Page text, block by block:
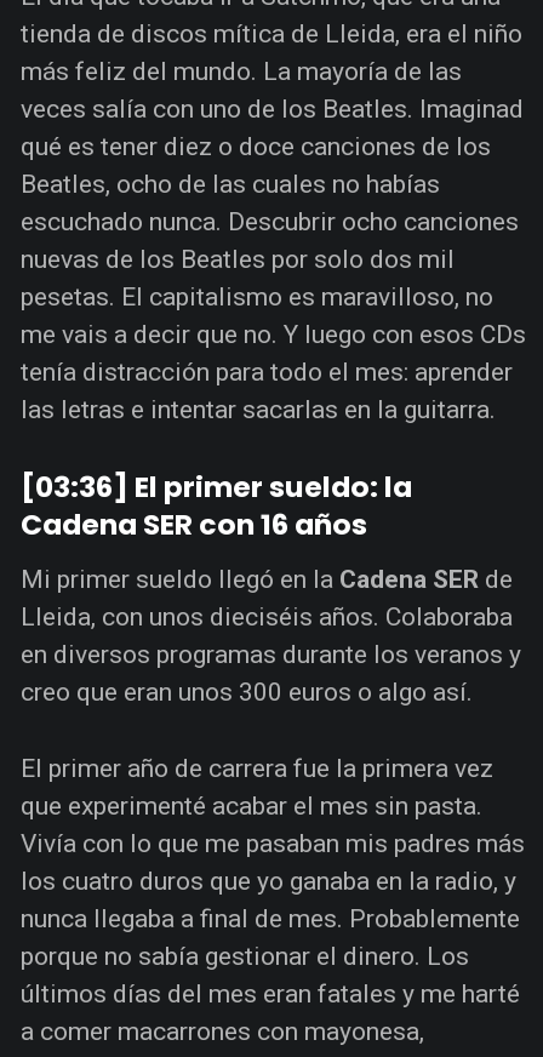
tienda de discos mítica de Lleida, era el niño
más feliz del mundo. La mayoría de las
veces salía con uno de los Beatles. Imaginad
qué es tener diez o doce canciones de los
Beatles, ocho de las cuales no habías
escuchado nunca. Descubrir ocho canciones
nuevas de los Beatles por solo dos mil
pesetas. El capitalismo es maravilloso, no
me vais a decir que no. Y luego con esos CDs
tenía distracción para todo el mes: aprender
las letras e intentar sacarlas en la guitarra.
[03:36] El primer sueldo: la
Cadena SER con 16 años
Mi primer sueldo llegó en la Cadena SER de
Lleida, con unos dieciséis años. Colaboraba
en diversos programas durante los veranos y
creo que eran unos 300 euros o algo así.
El primer año de carrera fue la primera vez
que experimenté acabar el mes sin pasta.
Vivía con lo que me pasaban mis padres más
los cuatro duros que yo ganaba en la radio, y
nunca llegaba a final de mes. Probablemente
porque no sabía gestionar el dinero. Los
últimos días del mes eran fatales y me harté
a comer macarrones con mayonesa,